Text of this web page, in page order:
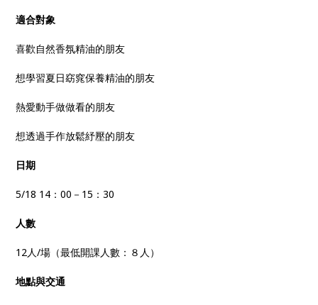
適合對象
喜歡自然香氛精油的朋友
想學習夏日窈窕保養精油的朋友
熱愛動手做做看的朋友
想透過手作放鬆紓壓的朋友
日期
5/18 14：00－15：30
人數
12人/場（最低開課人數：８人）
地點與交通